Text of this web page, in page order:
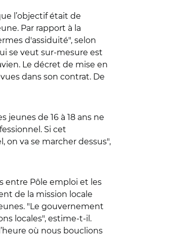
l’objectif était de
Par rapport à la
d'assiduité", selon
se veut sur-mesure est
Le décret de mise en
dans son contrat. De
de 16 à 18 ans ne
Si cet
on va se marcher dessus",
entre Pôle emploi et les
de la mission locale
"Le gouvernement
locales", estime-t-il.
où nous bouclions